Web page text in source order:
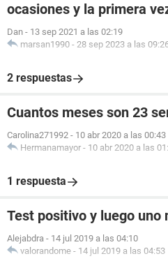
ocasiones y la primera
Dan - 13 sep 2021 a las 02:19
marsan1990 - 28 sep 2023 a las
2 respuestas
Cuantos meses son 23
Carolina271992 - 10 abr 2020 a las 00:43
Hermanamayor - 10 abr 2020 a las
1 respuesta
Test positivo y luego uno
Alejabdra - 14 jul 2019 a las 04:10
valorandome - 14 jul 2019 a las 04:53